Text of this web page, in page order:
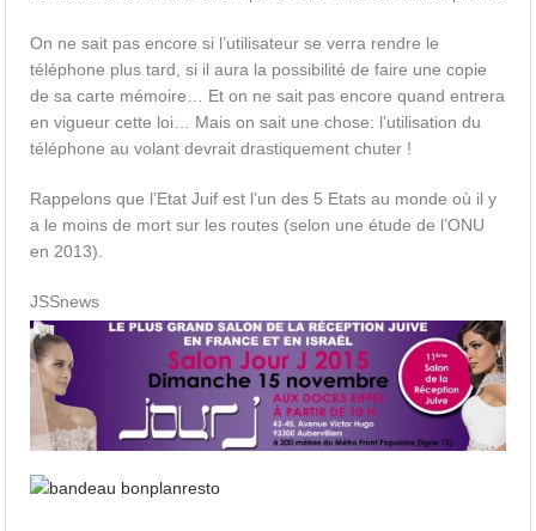
On ne sait pas encore si l’utilisateur se verra rendre le
téléphone plus tard, si il aura la possibilité de faire une copie
de sa carte mémoire… Et on ne sait pas encore quand entrera
en vigueur cette loi… Mais on sait une chose: l’utilisation du
téléphone au volant devrait drastiquement chuter !
Rappelons que l’Etat Juif est l’un des 5 Etats au monde où il y
a le moins de mort sur les routes (selon une étude de l’ONU
en 2013).
JSSnews